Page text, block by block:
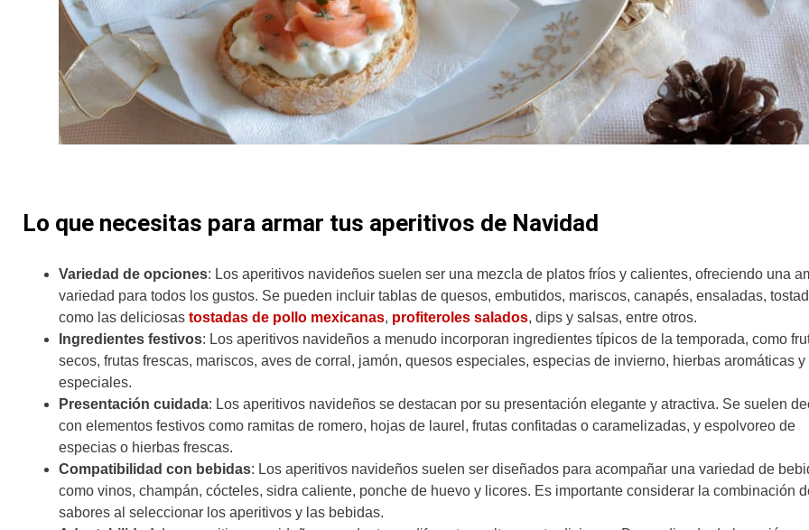
Lo que necesitas para armar tus aperitivos de Navidad
Variedad de opciones: Los aperitivos navideños suelen ser una mezcla de platos fríos y calientes, ofreciendo una
variedad para todos los gustos. Se pueden incluir tablas de quesos, embutidos, mariscos, canapés, ensaladas,
como las deliciosas tostadas de pollo mexicanas, profiteroles salados, dips y salsas, entre otros.
Ingredientes festivos: Los aperitivos navideños a menudo incorporan ingredientes típicos de la temporada, como
secos, frutas frescas, mariscos, aves de corral, jamón, quesos especiales, especias de invierno, hierbas aromáticas y
especiales.
Presentación cuidada: Los aperitivos navideños se destacan por su presentación elegante y atractiva. Se suelen
con elementos festivos como ramitas de romero, hojas de laurel, frutas confitadas o caramelizadas, y espolvoreo de
especias o hierbas frescas.
Compatibilidad con bebidas: Los aperitivos navideños suelen ser diseñados para acompañar una variedad de
como vinos, champán, cócteles, sidra caliente, ponche de huevo y licores. Es importante considerar la combinación
sabores al seleccionar los aperitivos y las bebidas.